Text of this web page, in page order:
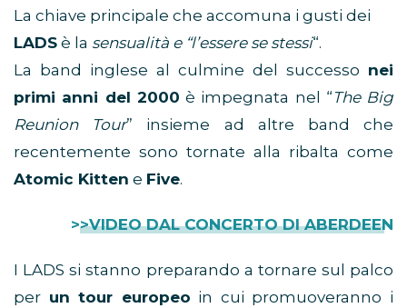
La chiave principale che accomuna i gusti dei
LADS è la sensualità e “l’essere se stessi“.
La band inglese al culmine del successo nei
primi anni del 2000 è impegnata nel “ The Big
Reunion Tour” insieme ad altre band che
recentemente sono tornate alla ribalta come
Atomic Kitten e Five.
>>VIDEO DAL CONCERTO DI ABERDEEN
I LADS si stanno preparando a tornare sul palco
per un tour europeo in cui promuoveranno i